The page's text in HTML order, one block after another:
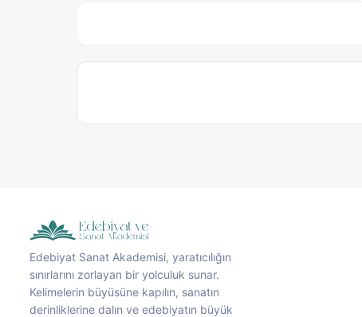
Edebiyat Sanat Akademisi, yaratıcılığın
sınırlarını zorlayan bir yolculuk sunar.
Kelimelerin büyüsüne kapılın, sanatın
derinliklerine dalın ve edebiyatın büyük